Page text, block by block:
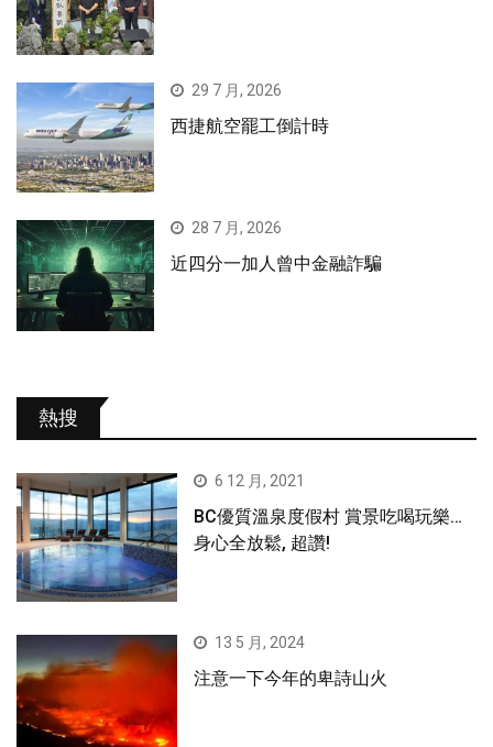
29 7 月, 2026
西捷航空罷工倒計時
28 7 月, 2026
近四分一加人曾中金融詐騙
熱搜
6 12 月, 2021
BC優質溫泉度假村 賞景吃喝玩樂…
身心全放鬆, 超讚!
13 5 月, 2024
注意一下今年的卑詩山火